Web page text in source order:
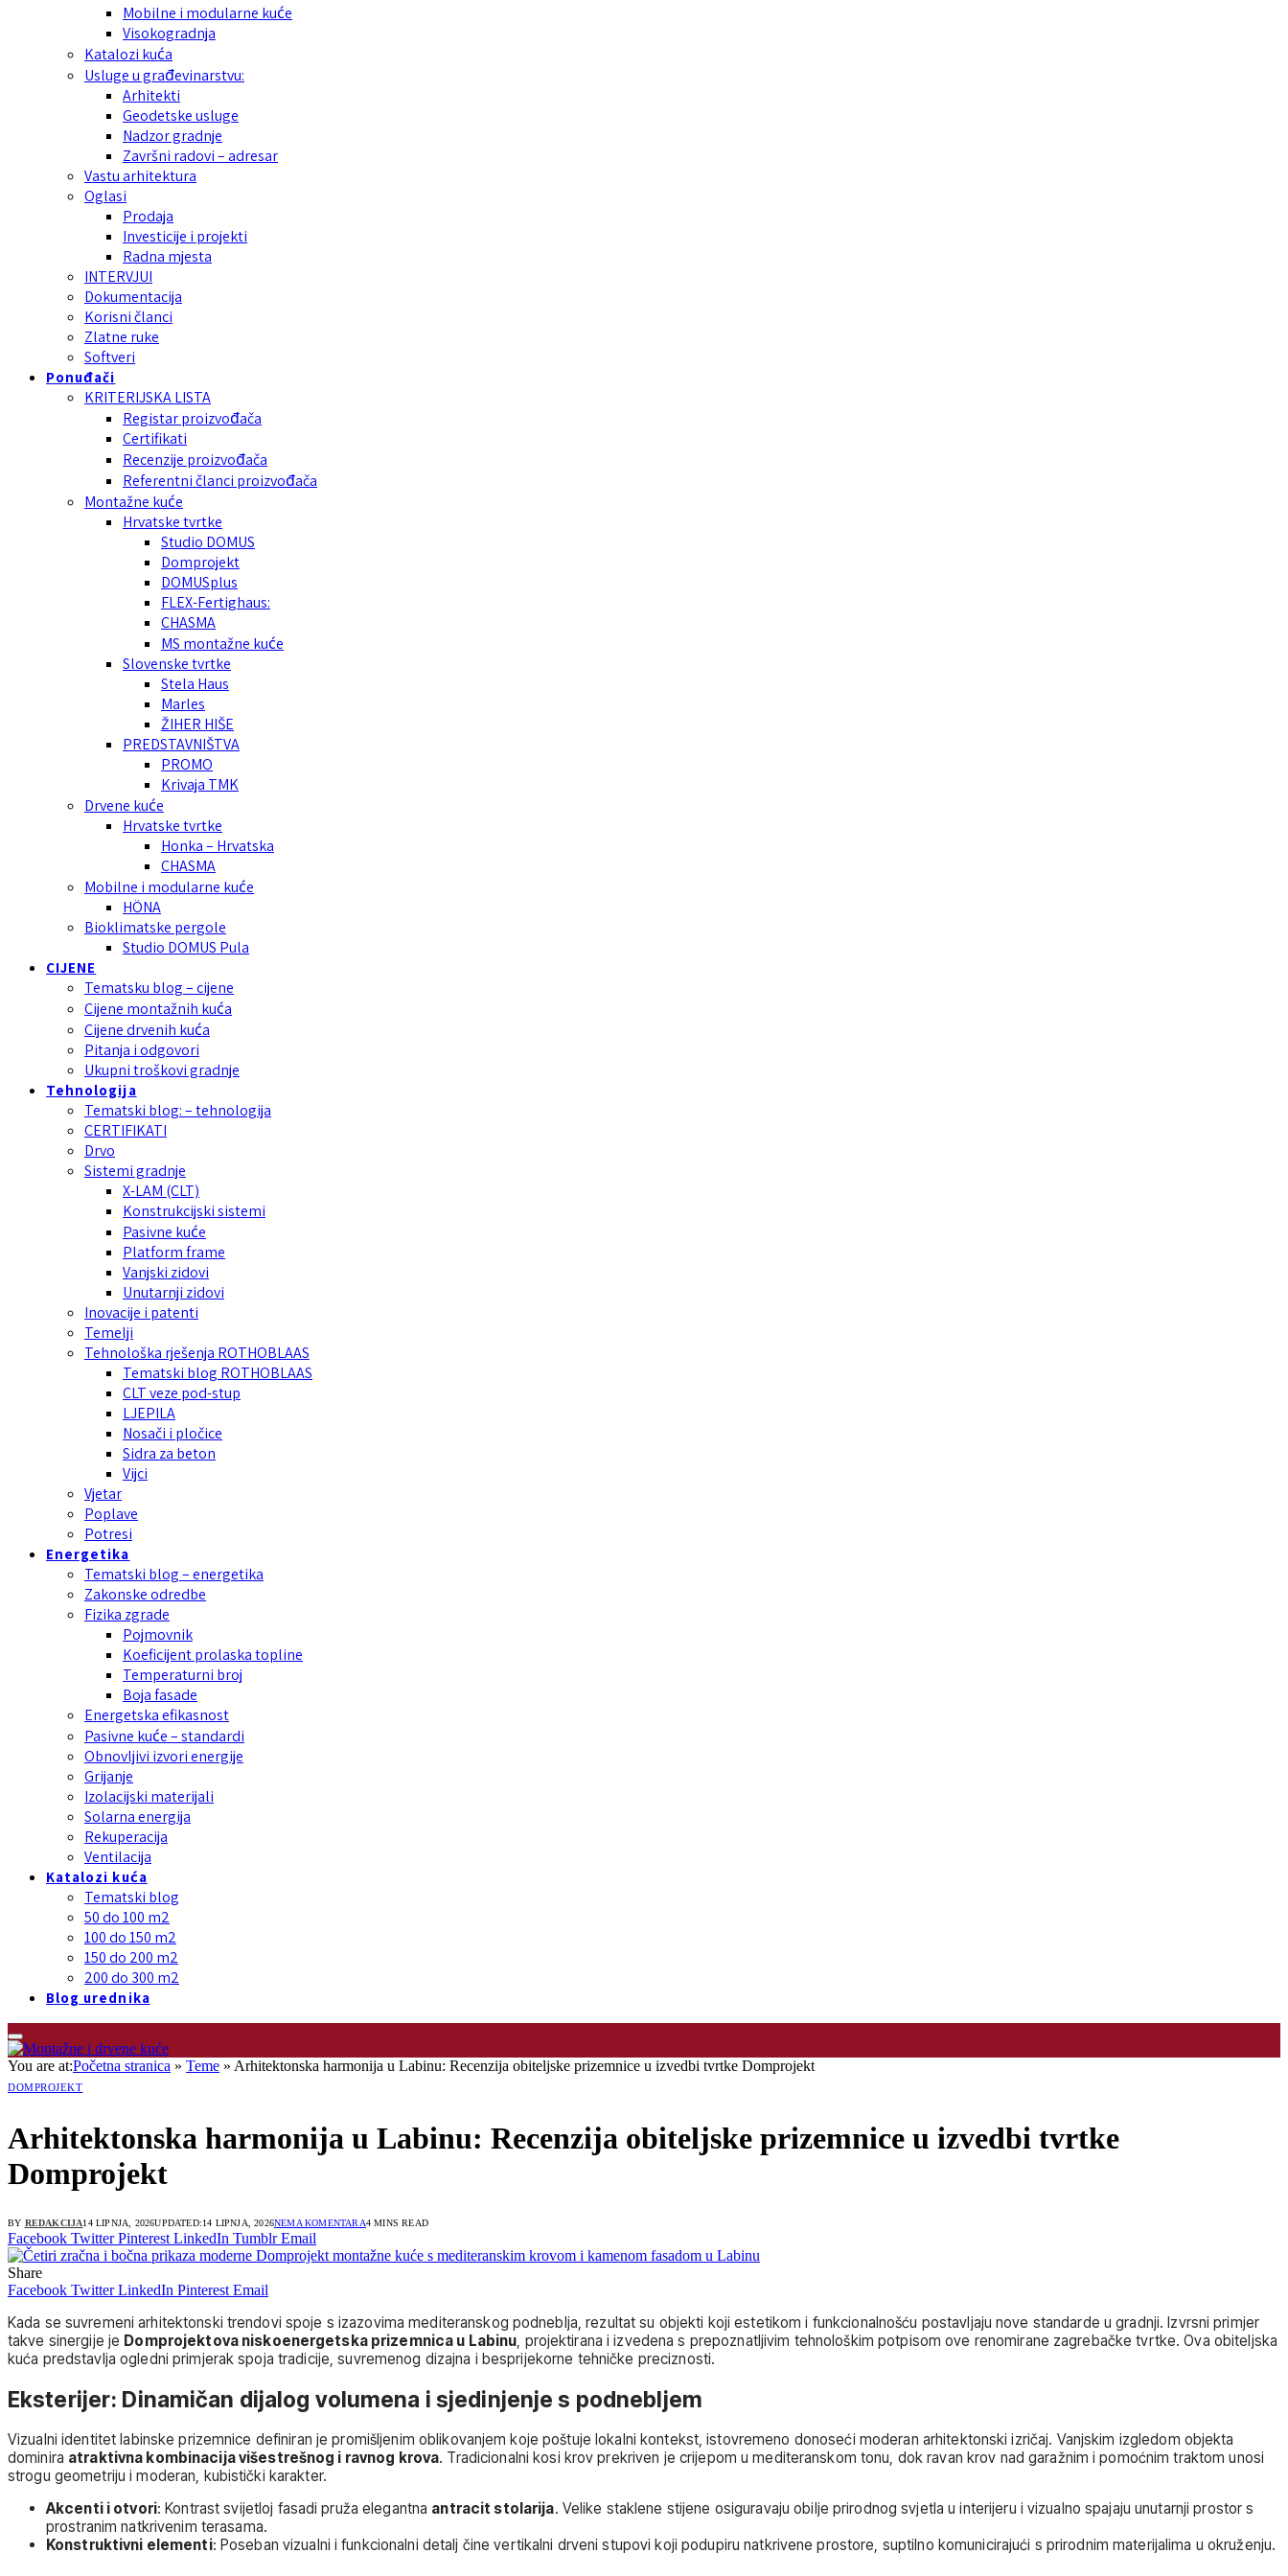
Mobilne i modularne kuće
Visokogradnja
Katalozi kuća
Usluge u građevinarstvu:
Arhitekti
Geodetske usluge
Nadzor gradnje
Završni radovi – adresar
Vastu arhitektura
Oglasi
Prodaja
Investicije i projekti
Radna mjesta
INTERVJUI
Dokumentacija
Korisni članci
Zlatne ruke
Softveri
Ponuđači
KRITERIJSKA LISTA
Registar proizvođača
Certifikati
Recenzije proizvođača
Referentni članci proizvođača
Montažne kuće
Hrvatske tvrtke
Studio DOMUS
Domprojekt
DOMUSplus
FLEX-Fertighaus:
CHASMA
MS montažne kuće
Slovenske tvrtke
Stela Haus
Marles
ŽIHER HIŠE
PREDSTAVNIŠTVA
PROMO
Krivaja TMK
Drvene kuće
Hrvatske tvrtke
Honka – Hrvatska
CHASMA
Mobilne i modularne kuće
HÖNA
Bioklimatske pergole
Studio DOMUS Pula
CIJENE
Tematsku blog – cijene
Cijene montažnih kuća
Cijene drvenih kuća
Pitanja i odgovori
Ukupni troškovi gradnje
Tehnologija
Tematski blog: – tehnologija
CERTIFIKATI
Drvo
Sistemi gradnje
X-LAM (CLT)
Konstrukcijski sistemi
Pasivne kuće
Platform frame
Vanjski zidovi
Unutarnji zidovi
Inovacije i patenti
Temelji
Tehnološka rješenja ROTHOBLAAS
Tematski blog ROTHOBLAAS
CLT veze pod-stup
LJEPILA
Nosači i pločice
Sidra za beton
Vijci
Vjetar
Poplave
Potresi
Energetika
Tematski blog – energetika
Zakonske odredbe
Fizika zgrade
Pojmovnik
Koeficijent prolaska topline
Temperaturni broj
Boja fasade
Energetska efikasnost
Pasivne kuće – standardi
Obnovljivi izvori energije
Grijanje
Izolacijski materijali
Solarna energija
Rekuperacija
Ventilacija
Katalozi kuća
Tematski blog
50 do 100 m2
100 do 150 m2
150 do 200 m2
200 do 300 m2
Blog urednika
You are at:Početna stranica » Teme » Arhitektonska harmonija u Labinu: Recenzija obiteljske prizemnice u izvedbi tvrtke Domprojekt
DOMPROJEKT
Arhitektonska harmonija u Labinu: Recenzija obiteljske prizemnice u izvedbi tvrtke
Domprojekt
BY REDAKCIJA14 LIPNJA, 2026UPDATED:14 LIPNJA, 2026NEMA KOMENTARA4 MINS READ
Facebook Twitter Pinterest LinkedIn Tumblr Email
Share
Facebook Twitter LinkedIn Pinterest Email
Kada se suvremeni arhitektonski trendovi spoje s izazovima mediteranskog podneblja, rezultat su objekti koji estetikom i funkcionalnošću postavljaju nove standarde u gradnji. Izvrsni primjer
takve sinergije je Domprojektova niskoenergetska prizemnica u Labinu, projektirana i izvedena s prepoznatljivim tehnološkim potpisom ove renomirane zagrebačke tvrtke. Ova obiteljska
kuća predstavlja ogledni primjerak spoja tradicije, suvremenog dizajna i besprijekorne tehničke preciznosti.
Eksterijer: Dinamičan dijalog volumena i sjedinjenje s podnebljem
Vizualni identitet labinske prizemnice definiran je promišljenim oblikovanjem koje poštuje lokalni kontekst, istovremeno donoseći moderan arhitektonski izričaj. Vanjskim izgledom objekta
dominira atraktivna kombinacija višestrešnog i ravnog krova. Tradicionalni kosi krov prekriven je crijepom u mediteranskom tonu, dok ravan krov nad garažnim i pomoćnim traktom unosi
strogu geometriju i moderan, kubistički karakter.
Akcenti i otvori: Kontrast svijetloj fasadi pruža elegantna antracit stolarija. Velike staklene stijene osiguravaju obilje prirodnog svjetla u interijeru i vizualno spajaju unutarnji prostor s
prostranim natkrivenim terasama.
Konstruktivni elementi: Poseban vizualni i funkcionalni detalj čine vertikalni drveni stupovi koji podupiru natkrivene prostore, suptilno komunicirajući s prirodnim materijalima u okruženju.